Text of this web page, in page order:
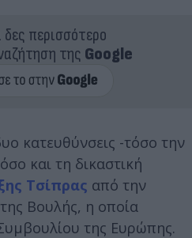
δες περισσότερο
της Google
κατευθύνσεις -τόσο την
και τη δικαστική
Τσίπρας από την
Βουλής, η οποία
της Ευρώπης.